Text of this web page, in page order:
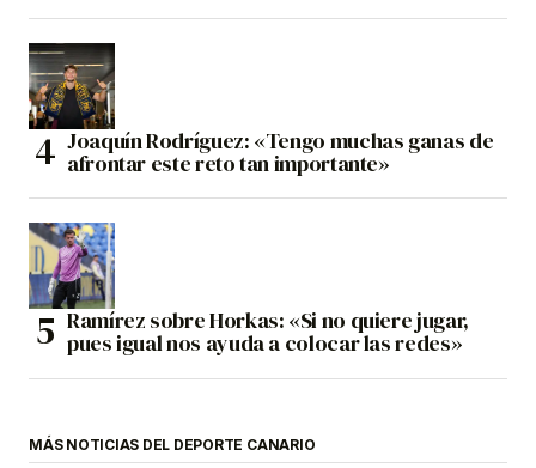
Joaquín Rodríguez: «Tengo muchas ganas de
afrontar este reto tan importante»
Ramírez sobre Horkas: «Si no quiere jugar,
pues igual nos ayuda a colocar las redes»
MÁS NOTICIAS DEL DEPORTE CANARIO